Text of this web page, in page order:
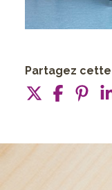
Partagez